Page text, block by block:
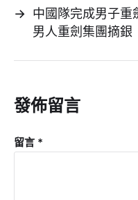
→ 中國隊完成男子重
男人重劍集團摘銀
發佈留言
留言 *